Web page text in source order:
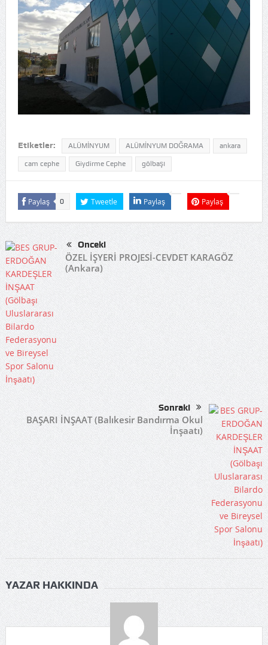
Etiketler: ALÜMİNYUM ALÜMİNYUM DOĞRAMA ankara
cam cephe Giydirme Cephe gölbaşı
Paylaş 0 Tweetle Paylaş Paylaş
Önceki
ÖZEL İŞYERİ PROJESİ-CEVDET KARAGÖZ
(Ankara)
Sonraki
BAŞARI İNŞAAT (Balıkesir Bandırma Okul
İnşaatı)
YAZAR HAKKINDA